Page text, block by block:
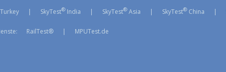
| SkyTest®India | SkyTest®Asia | SkyTest®China |
RailTest® | MPUTest.de